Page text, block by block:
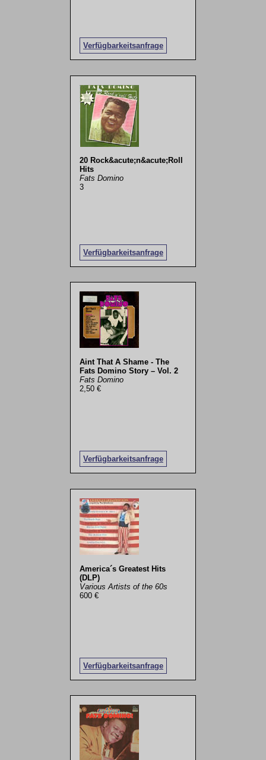
Verfügbarkeitsanfrage
20 Rock&acute;n&acute;Roll
Hits
Fats Domino
3
Verfügbarkeitsanfrage
Aint That A Shame - The
Fats Domino Story – Vol. 2
Fats Domino
2,50 €
Verfügbarkeitsanfrage
America´s Greatest Hits
(DLP)
Various Artists of the 60s
600 €
Verfügbarkeitsanfrage